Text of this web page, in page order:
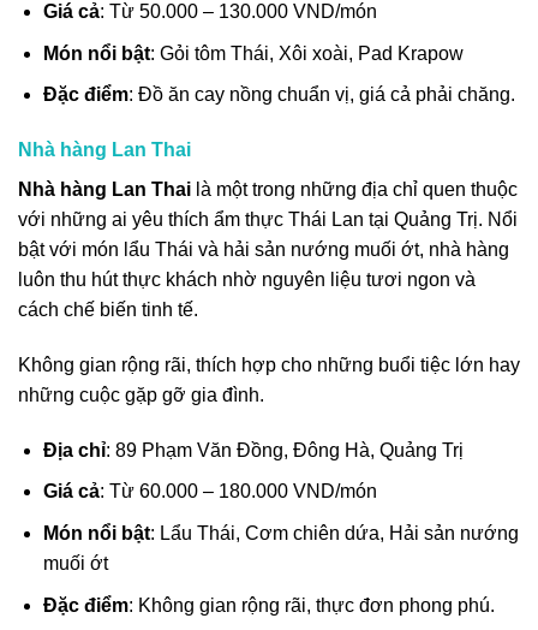
Giá cả: Từ 50.000 – 130.000 VND/món
Món nổi bật: Gỏi tôm Thái, Xôi xoài, Pad Krapow
Đặc điểm: Đồ ăn cay nồng chuẩn vị, giá cả phải chăng.
Nhà hàng Lan Thai
Nhà hàng Lan Thai là một trong những địa chỉ quen thuộc
với những ai yêu thích ẩm thực Thái Lan tại Quảng Trị. Nổi
bật với món lẩu Thái và hải sản nướng muối ớt, nhà hàng
luôn thu hút thực khách nhờ nguyên liệu tươi ngon và
cách chế biến tinh tế.
Không gian rộng rãi, thích hợp cho những buổi tiệc lớn hay
những cuộc gặp gỡ gia đình.
Địa chỉ: 89 Phạm Văn Đồng, Đông Hà, Quảng Trị
Giá cả: Từ 60.000 – 180.000 VND/món
Món nổi bật: Lẩu Thái, Cơm chiên dứa, Hải sản nướng
muối ớt
Đặc điểm: Không gian rộng rãi, thực đơn phong phú.